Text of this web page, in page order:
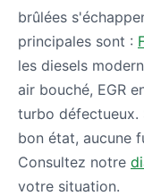
brûlées
principales sont :
les diesels
air bouché, EGR
turbo défectueux.
bon état, aucune
Consultez notre
votre situation.